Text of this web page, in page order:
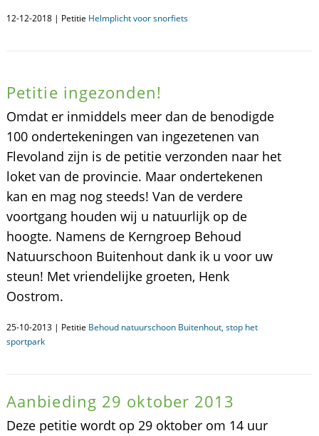
12-12-2018 | Petitie Helmplicht voor snorfiets
Petitie ingezonden!
Omdat er inmiddels meer dan de benodigde
100 ondertekeningen van ingezetenen van
Flevoland zijn is de petitie verzonden naar het
loket van de provincie. Maar ondertekenen
kan en mag nog steeds! Van de verdere
voortgang houden wij u natuurlijk op de
hoogte. Namens de Kerngroep Behoud
Natuurschoon Buitenhout dank ik u voor uw
steun! Met vriendelijke groeten, Henk
Oostrom.
25-10-2013 | Petitie Behoud natuurschoon Buitenhout, stop het
sportpark
Aanbieding 29 oktober 2013
Deze petitie wordt op 29 oktober om 14 uur